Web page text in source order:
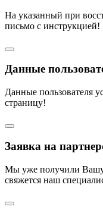
На указанный при
письмо с инструкцией!
Данные
Данные пользователя
страницу!
Заявка на
Мы уже получили Вашу
свяжется наш